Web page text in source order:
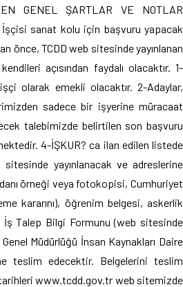
GENEL ŞARTLAR VE NOTLAR
İşçisi sanat kolu için başvuru yapacak
önce, TCDD web sitesinde yayınlanan
açısından faydalı olacaktır. 1-
olarak emekli olacaktır. 2-Adaylar,
sadece bir işyerine müracaat
talebimizde belirtilen son başvuru
4-İŞKUR? ca ilan edilen listede
yayınlanacak ve adreslerine
örneği veya fotokopisi, Cumhuriyet
kararını), öğrenim belgesi, askerlik
Talep Bilgi Formunu (web sitesinde
Müdürlüğü İnsan Kaynakları Daire
teslim edecektir. Belgelerini teslim
tarihleri www.tcdd.gov.tr web sitemizde